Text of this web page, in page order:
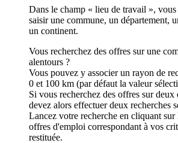
Dans le champ « lieu de travail »,
saisir une commune, un département,
un continent.
Vous recherchez des offres sur une
alentours ?
Vous pouvez y associer un rayon de
0 et 100 km (par défaut la valeur
Si vous recherchez des offres sur deux
devez alors effectuer deux recherches
Lancez votre recherche en cliquant
offres d'emploi correspondant à vos
restituée.